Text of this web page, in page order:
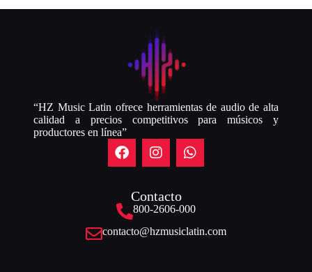
“HZ Music Latin ofrece herramientas de audio de alta
calidad a precios competitivos para músicos y
productores en línea”
Contacto
800-2606-000
contacto@hzmusiclatin.com